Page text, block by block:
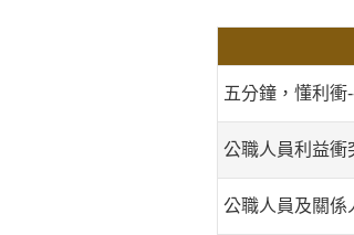
五分鐘，懂利衝
公職人員利益衝
公職人員及關係